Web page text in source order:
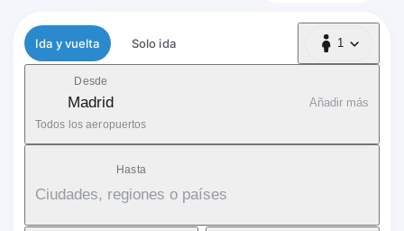
Tipo de vuelo
Ida y vuelta Solo ida 1
1 Pasajero
Desde
Madrid
Todos los aeropuertos
Añadir más
Hasta
Ciudades, regiones o países